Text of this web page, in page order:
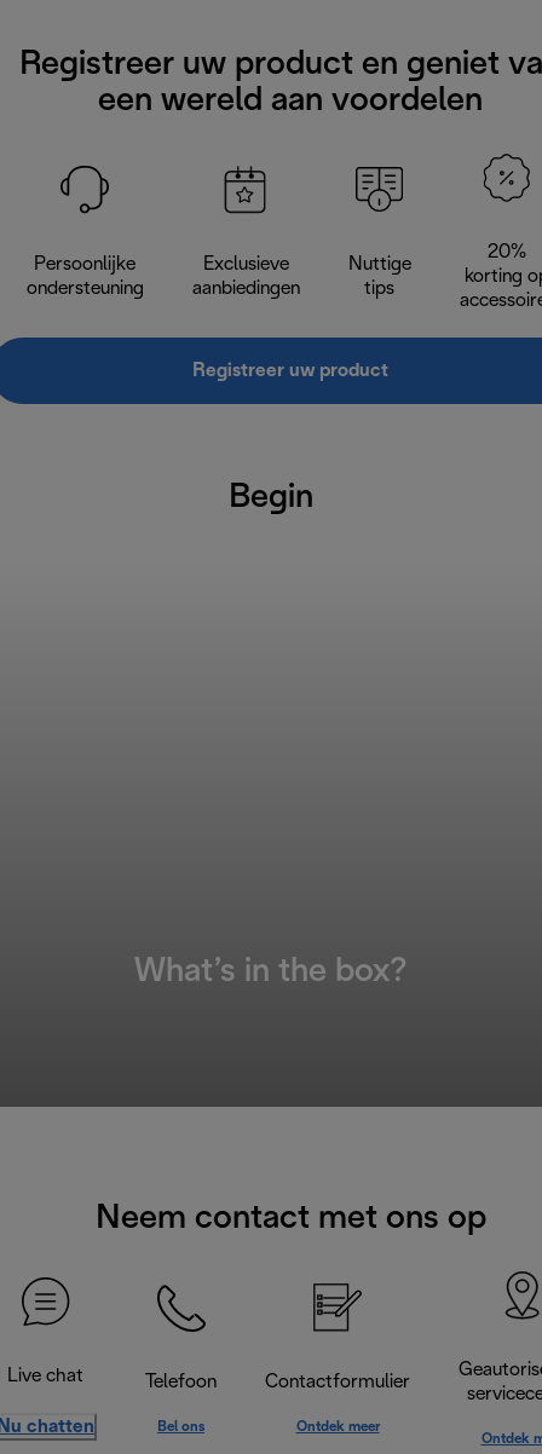
Registreer uw product en geniet
een wereld aan voordelen
Persoonlijke
ondersteuning
Exclusieve
aanbiedingen
Nuttige
tips
20%
korting
Registreer uw product
Begin
What’s in the box?
Neem contact met ons op
Live chat
chatten
Telefoon
Bel ons
Contactformulier
Ontdek meer
Ontdek